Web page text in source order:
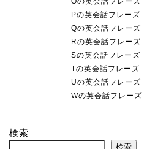
Pの英会話フレーズ
Qの英会話フレーズ
Rの英会話フレーズ
Sの英会話フレーズ
Tの英会話フレーズ
Uの英会話フレーズ
Wの英会話フレーズ
検索
検索